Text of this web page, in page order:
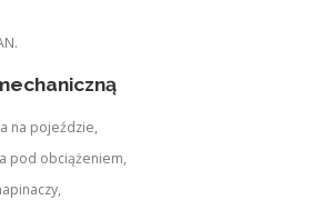
na pojeździe,
pod obciążeniem,